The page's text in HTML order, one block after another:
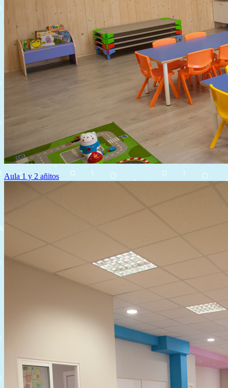
Aula 1 y 2 añitos